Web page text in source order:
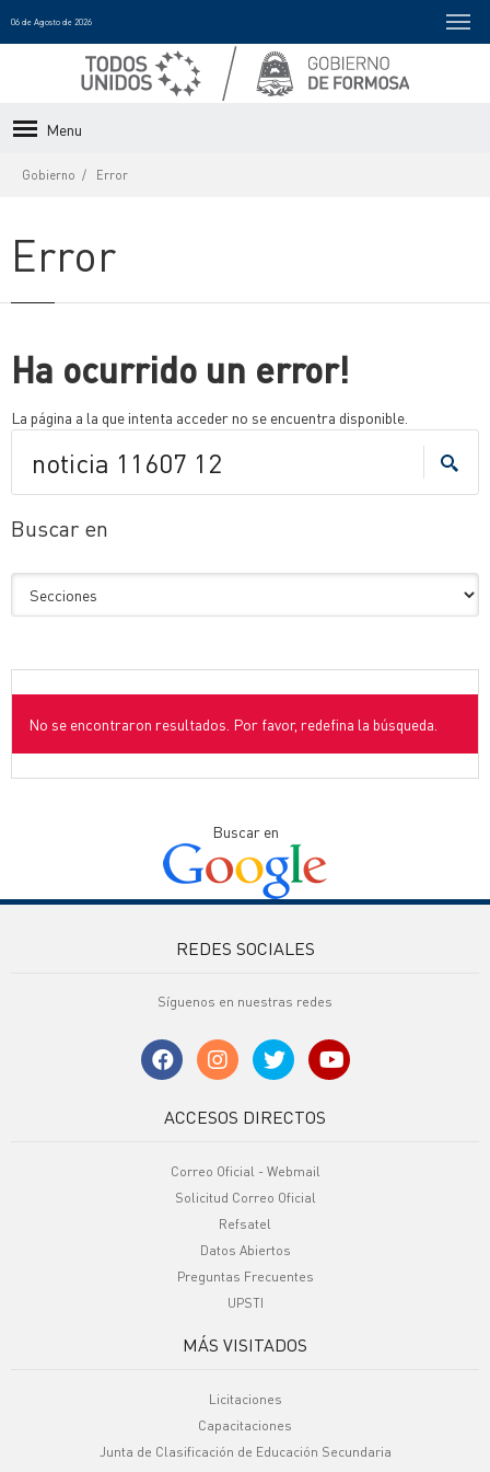
06 de Agosto de 2026
Menu
Gobierno Error
Error
Ha ocurrido un error!
La página a la que intenta acceder no se encuentra disponible.
Buscar en
No se encontraron resultados. Por favor, redefina la búsqueda.
Buscar en
REDES SOCIALES
Síguenos en nuestras redes
ACCESOS DIRECTOS
Correo Oficial - Webmail
Solicitud Correo Oficial
Refsatel
Datos Abiertos
Preguntas Frecuentes
UPSTI
MÁS VISITADOS
Licitaciones
Capacitaciones
Junta de Clasificación de Educación Secundaria